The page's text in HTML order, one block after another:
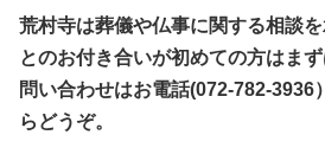
荒村寺は葬儀や仏事に関する相談
とのお付き合いが初めての方はま
問い合わせはお電話(072-782-3936
らどうぞ。